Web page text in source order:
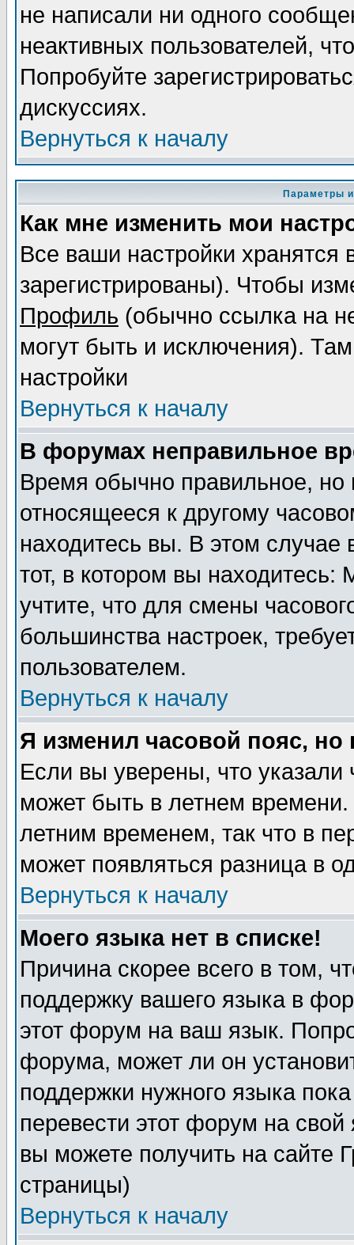
не написали ни одного
неактивных пользователей,
Попробуйте
дискуссиях.
Вернуться к началу
Параметры
Как мне изменить мои
Все ваши настройки
зарегистрированы). Чтобы
Профиль (обычно ссылка на
могут быть и исключения).
настройки
Вернуться к началу
В форумах неправильное
Время обычно правильное,
относящееся к другому
находитесь вы. В этом
тот, в котором вы
учтите, что для смены
большинства настроек,
пользователем.
Вернуться к началу
Я изменил часовой пояс,
Если вы уверены, что указали
может быть в летнем
летним временем, так что в
может появляться разница в
Вернуться к началу
Моего языка нет в списке!
Причина скорее всего в том,
поддержку вашего языка в
этот форум на ваш язык.
форума, может ли он
поддержки нужного языка
перевести этот форум на
вы можете получить на сайте
страницы)
Вернуться к началу